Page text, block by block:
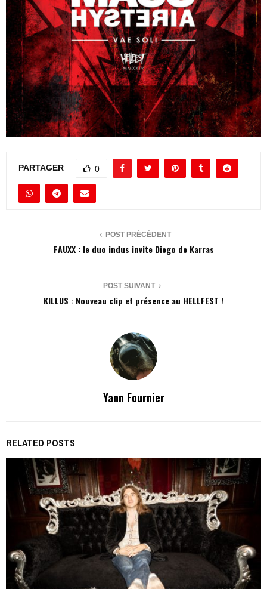
PARTAGER 0
POST PRÉCÉDENT
FAUXX : le duo indus invite Diego de Karras
POST SUIVANT
KILLUS : Nouveau clip et présence au HELLFEST !
Yann Fournier
RELATED POSTS